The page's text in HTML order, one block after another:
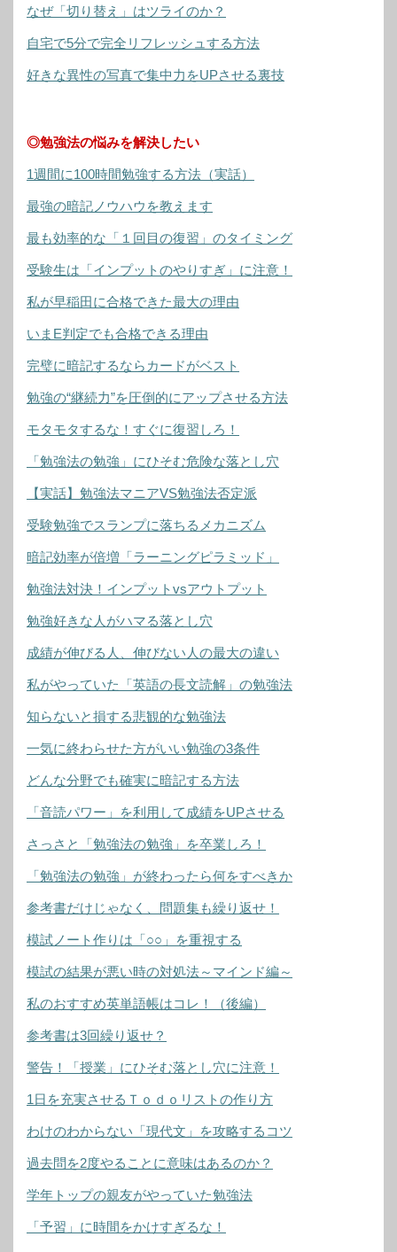
なぜ「切り替え」はツライのか？
自宅で5分で完全リフレッシュする方法
好きな異性の写真で集中力をUPさせる裏技
◎勉強法の悩みを解決したい
1週間に100時間勉強する方法（実話）
最強の暗記ノウハウを教えます
最も効率的な「１回目の復習」のタイミング
受験生は「インプットのやりすぎ」に注意！
私が早稲田に合格できた最大の理由
いまE判定でも合格できる理由
完璧に暗記するならカードがベスト
勉強の“継続力”を圧倒的にアップさせる方法
モタモタするな！すぐに復習しろ！
「勉強法の勉強」にひそむ危険な落とし穴
【実話】勉強法マニアVS勉強法否定派
受験勉強でスランプに落ちるメカニズム
暗記効率が倍増「ラーニングピラミッド」
勉強法対決！インプットvsアウトプット
勉強好きな人がハマる落とし穴
成績が伸びる人、伸びない人の最大の違い
私がやっていた「英語の長文読解」の勉強法
知らないと損する悲観的な勉強法
一気に終わらせた方がいい勉強の3条件
どんな分野でも確実に暗記する方法
「音読パワー」を利用して成績をUPさせる
さっさと「勉強法の勉強」を卒業しろ！
「勉強法の勉強」が終わったら何をすべきか
参考書だけじゃなく、問題集も繰り返せ！
模試ノート作りは「○○」を重視する
模試の結果が悪い時の対処法～マインド編～
私のおすすめ英単語帳はコレ！（後編）
参考書は3回繰り返せ？
警告！「授業」にひそむ落とし穴に注意！
1日を充実させるＴｏｄｏリストの作り方
わけのわからない「現代文」を攻略するコツ
過去問を2度やることに意味はあるのか？
学年トップの親友がやっていた勉強法
「予習」に時間をかけすぎるな！